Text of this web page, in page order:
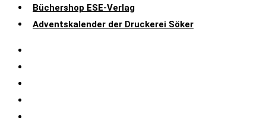
Büchershop ESE-Verlag
Adventskalender der Druckerei Söker